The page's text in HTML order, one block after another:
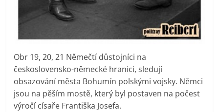
Obr 19, 20, 21 Němečtí důstojníci na
československo-německé hranici, sledují
obsazování města Bohumín polskými vojsky. Němci
jsou na pěším mostě, který byl postaven na počest
výročí císaře Františka Josefa.